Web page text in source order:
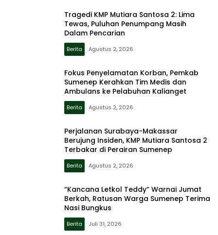
Tragedi KMP Mutiara Santosa 2: Lima
Tewas, Puluhan Penumpang Masih
Dalam Pencarian
Berita Agustus 2, 2026
Fokus Penyelamatan Korban, Pemkab
Sumenep Kerahkan Tim Medis dan
Ambulans ke Pelabuhan Kalianget
Berita Agustus 2, 2026
Perjalanan Surabaya-Makassar
Berujung Insiden, KMP Mutiara Santosa 2
Terbakar di Perairan Sumenep
Berita Agustus 2, 2026
“Kancana Letkol Teddy” Warnai Jumat
Berkah, Ratusan Warga Sumenep Terima
Nasi Bungkus
Berita Juli 31, 2026